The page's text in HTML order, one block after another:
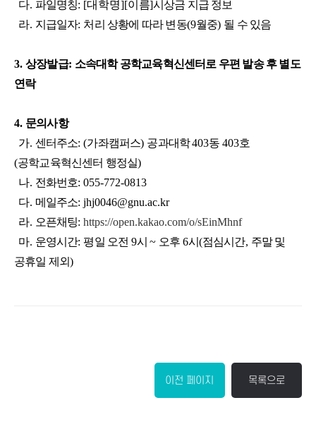
다. 파일명칭: [대학명][이름]시상금 지급 정보
라. 지급일자: 처리 상황에 따라 변동(9월중) 될 수 있음
3. 상장발급: 소속대학 공학교육혁신센터로 우편 발송 후 별도
연락
4. 문의사항
가. 센터주소: (가좌캠퍼스) 공과대학403동 403호
(공학교육혁신센터 행정실)
나. 전화번호: 055-772-0813
다. 메일주소: jhj0046@gnu.ac.kr
라. 오픈채팅:https://open.kakao.com/o/sEinMhnf
마. 운영시간:평일 오전 9시~ 오후 6시 (점심시간, 주말 및
공휴일 제외)
이전 페이지 목록으로